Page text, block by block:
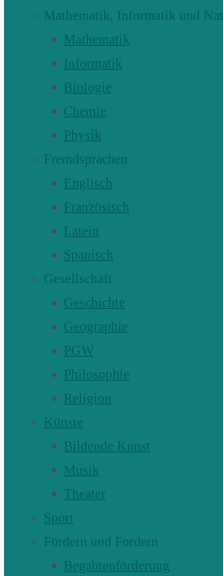
Mathematik, Informatik und
Mathematik
Informatik
Biologie
Chemie
Physik
Fremdsprachen
Englisch
Französisch
Latein
Spanisch
Gesellschaft
Geschichte
Geographie
PGW
Philosophie
Religion
Künste
Bildende Kunst
Musik
Theater
Sport
Fördern und Fordern
Begabtenförderung